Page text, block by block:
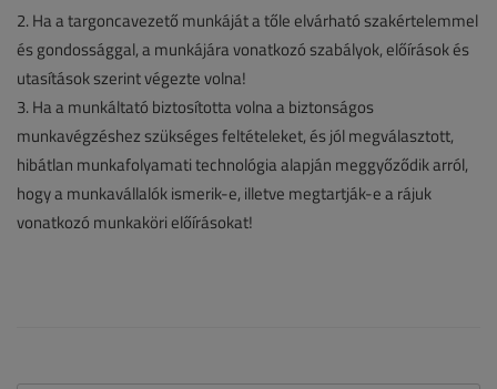
2. Ha a targoncavezető munkáját a tőle elvárható szakértelemmel
és gondossággal, a munkájára vonatkozó szabályok, előírások és
utasítások szerint végezte volna!
3. Ha a munkáltató biztosította volna a biztonságos
munkavégzéshez szükséges feltételeket, és jól megválasztott,
hibátlan munkafolyamati technológia alapján meggyőződik arról,
hogy a munkavállalók ismerik-e, illetve megtartják-e a rájuk
vonatkozó munkaköri előírásokat!